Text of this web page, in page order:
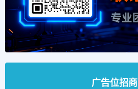
广告位招商